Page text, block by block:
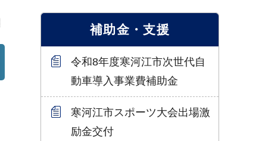
補助金・支援
令和8年度寒河江市次世代自
動車導入事業費補助金
寒河江市スポーツ大会出場激
励金交付